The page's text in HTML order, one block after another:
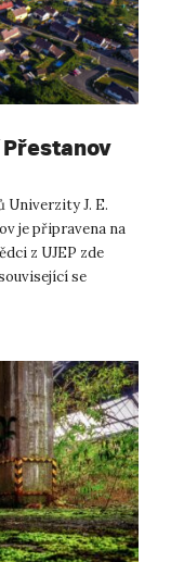
Univerzity J. E.
je připravena na
z UJEP zde
se